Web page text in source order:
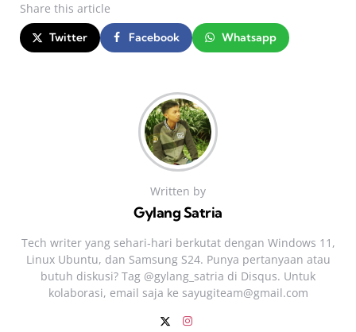
Share this article
Twitter Facebook Whatsapp
Written by
Gylang Satria
Tech writer yang sehari‑hari berkutat dengan Windows 11,
Linux Ubuntu, dan Samsung S24. Punya pertanyaan atau
butuh diskusi? Tag @gylang_satria di Disqus. Untuk
kolaborasi, email saja ke sayugiteam@gmail.com